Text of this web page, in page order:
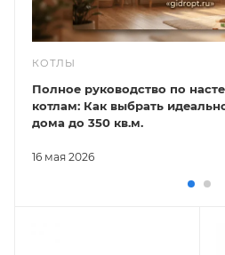
КОТЛЫ
16 мая 2026
Полное руководство по
котлам: Как выбрать
дома до 350 кв.м.